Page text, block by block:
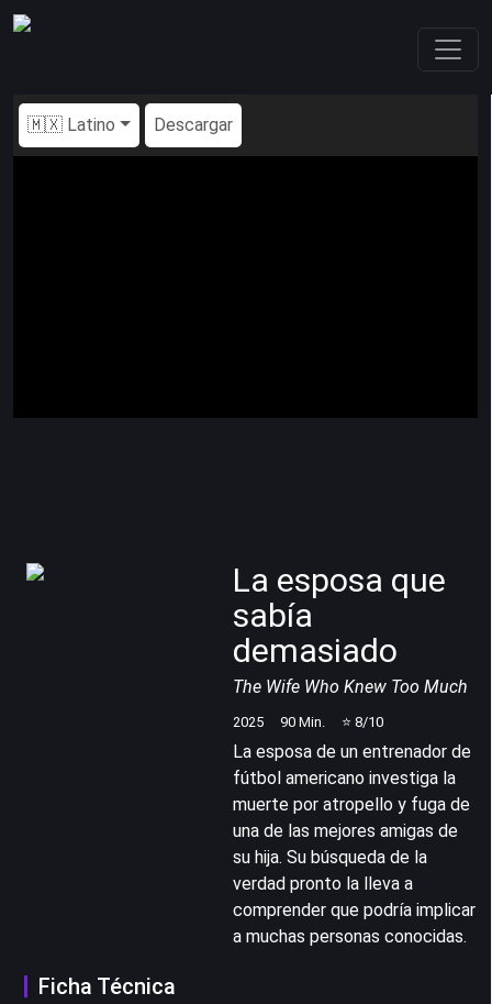
🇲🇽 Latino Descargar
La esposa que
sabía
demasiado
The Wife Who Knew Too Much
2025 90 Min. ⭐ 8/10
La esposa de un entrenador de
fútbol americano investiga la
muerte por atropello y fuga de
una de las mejores amigas de
su hija. Su búsqueda de la
verdad pronto la lleva a
comprender que podría implicar
a muchas personas conocidas.
Ficha Técnica